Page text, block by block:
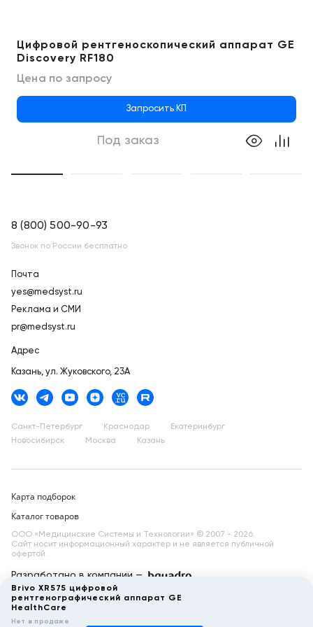
Brivo XR575 цифровой
рентгенографический аппарат GE
HealthCare
Нет в продаже
Цифровой рентгеноcкопический аппарат GE
Discovery RF180
Цена по запросу
Запросить КП
Под заказ
8 (800) 500-90-93
Звонок по России бесплатно
Почта
yes@medsyst.ru
Реклама и СМИ
pr@medsyst.ru
Адрес
Казань, ул. Жуковского, 23А
Санкт-Петербург Краснодар
Екатеринбург
Новосибирск
Москва Казань
Карта подборок
Каталог товаров
ООО «Медицинские Системы и Технологии» © 2007 - 2026.
Сайт носит информационный характер и не является публичной
офертой.
Разработано в компании —